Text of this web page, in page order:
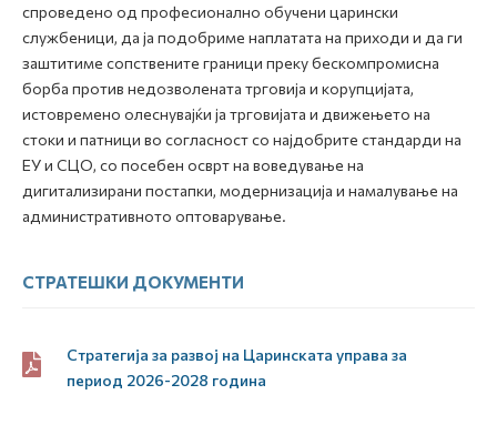
спроведено од професионално обучени царински
службеници, да ја подобриме наплатата на приходи и да ги
заштитиме сопствените граници преку бескомпромисна
борба против недозволената трговија и корупцијата,
истовремено олеснувајќи ја трговијата и движењето на
стоки и патници во согласност со најдобрите стандарди на
ЕУ и СЦО, со посебен осврт на воведување на
дигитализирани постапки, модернизација и намалување на
административното оптоварување.
СТРАТЕШКИ ДОКУМЕНТИ
Стратегија за развој на Царинската управа за
период 2026-2028 година